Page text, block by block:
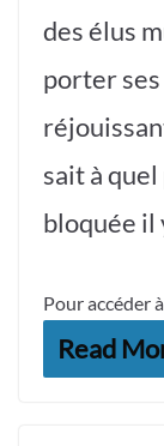
des élus
porter
sait à
bloquée il
Pour accéder
Read